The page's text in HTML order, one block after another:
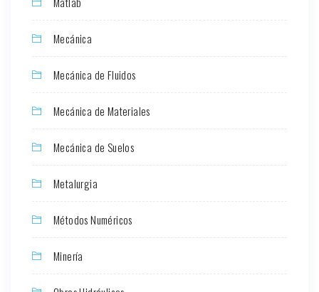
Mecánica
Mecánica de Fluidos
Mecánica de Materiales
Mecánica de Suelos
Metalurgia
Métodos Numéricos
Minería